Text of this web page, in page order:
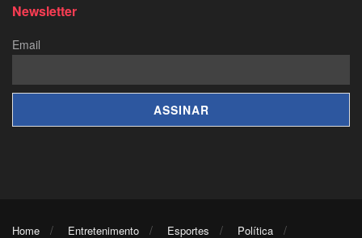
Newsletter
Email
Home Entretenimento Esportes Política